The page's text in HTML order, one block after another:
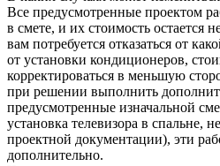
Все предусмотренные проектом
в смете, и их стоимость остается
вам потребуется отказаться от
от установки кондиционеров,
корректироваться в меньшую
при решении выполнить
предусмотренные изначальной
установка телевизора в спальне,
проектной документации), эти
дополнительно.